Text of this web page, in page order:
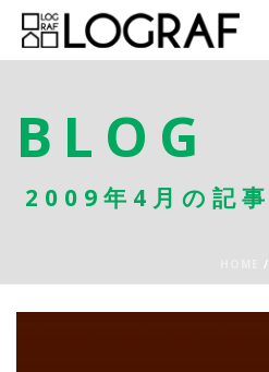
BLOG
2009年4月の記事
/